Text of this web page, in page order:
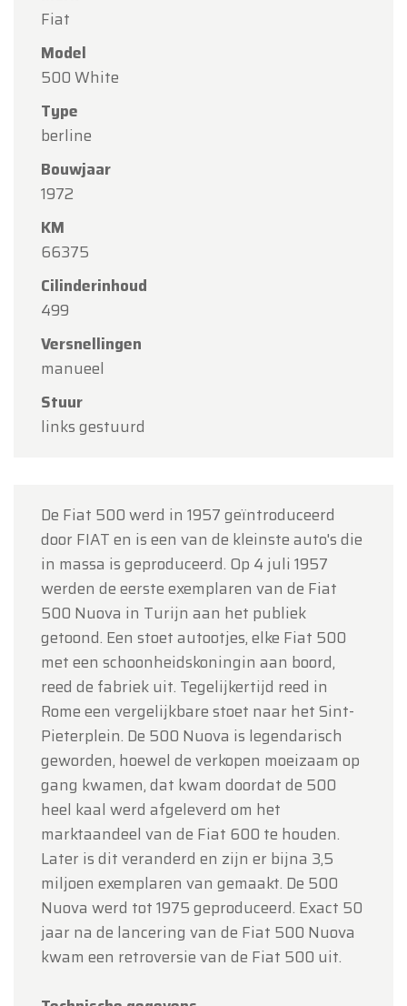
Fiat
Model
500 White
Type
berline
Bouwjaar
1972
KM
66375
Cilinderinhoud
499
Versnellingen
manueel
Stuur
links gestuurd
De Fiat 500 werd in 1957 geïntroduceerd
door FIAT en is een van de kleinste auto's die
in massa is geproduceerd. Op 4 juli 1957
werden de eerste exemplaren van de Fiat
500 Nuova in Turijn aan het publiek
getoond. Een stoet autootjes, elke Fiat 500
met een schoonheidskoningin aan boord,
reed de fabriek uit. Tegelijkertijd reed in
Rome een vergelijkbare stoet naar het Sint-
Pieterplein. De 500 Nuova is legendarisch
geworden, hoewel de verkopen moeizaam op
gang kwamen, dat kwam doordat de 500
heel kaal werd afgeleverd om het
marktaandeel van de Fiat 600 te houden.
Later is dit veranderd en zijn er bijna 3,5
miljoen exemplaren van gemaakt. De 500
Nuova werd tot 1975 geproduceerd. Exact 50
jaar na de lancering van de Fiat 500 Nuova
kwam een retroversie van de Fiat 500 uit.
Oldtimerfarm
Beste klanten,
Oldtimerfarm zal
augustus
Onze showroom is
maandag 10 augustus tot en met vrijdag 14
augustusvolgens de normale openingsuren.
Maandag 17 augustus
afspraak
Bedankt voor uw begrip en graag tot binnenkort!